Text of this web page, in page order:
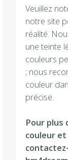
Veuillez
notre site
réalité.
une teinte
couleurs
; nous
couleur
précise.
Pour plus
couleur